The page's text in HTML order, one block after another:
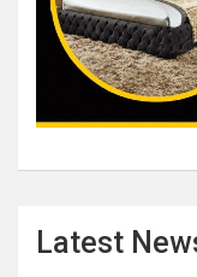
Latest